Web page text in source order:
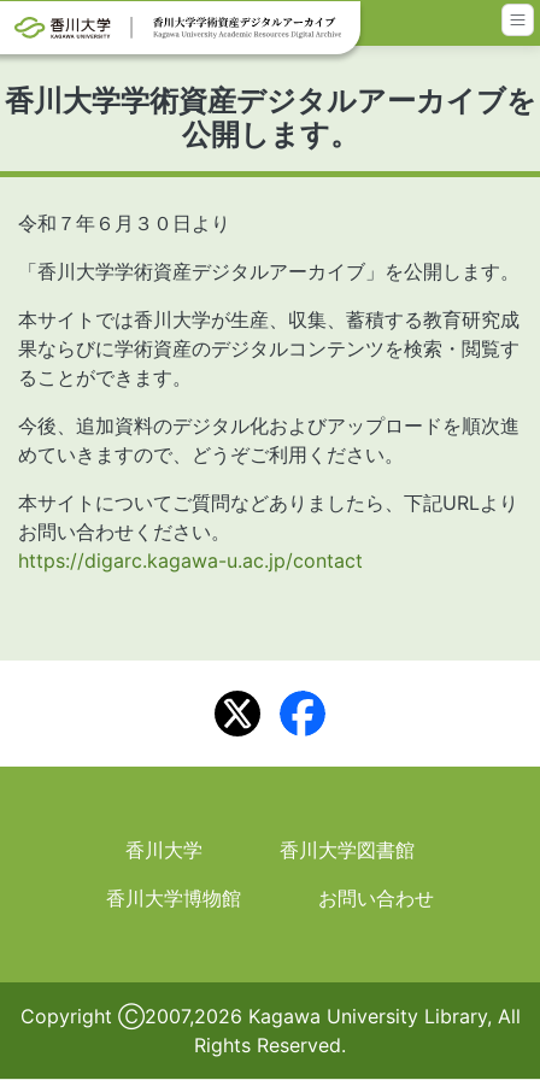
メインコンテンツに移動
香川大学学術資産デジタルアーカイブを
公開します。
令和７年６月３０日より
「香川大学学術資産デジタルアーカイブ」を公開します。
本サイトでは香川大学が生産、収集、蓄積する教育研究成
果ならびに学術資産のデジタルコンテンツを検索・閲覧す
ることができます。
今後、追加資料のデジタル化およびアップロードを順次進
めていきますので、どうぞご利用ください。
本サイトについてご質問などありましたら、下記URLより
お問い合わせください。
https://digarc.kagawa-u.ac.jp/contact
フッター(日)
香川大学
香川大学図書館
香川大学博物館
お問い合わせ
Copyright Ⓒ2007,2026 Kagawa University Library, All
Rights Reserved.